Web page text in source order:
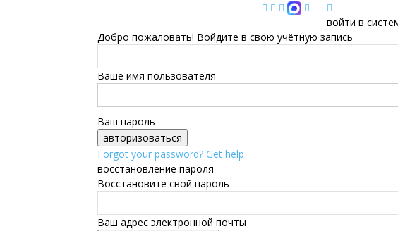
войти в
Добро пожаловать! Войдите в свою учётную запись
Ваше имя пользователя
Ваш пароль
Forgot your password? Get help
восстановление пароля
Восстановите свой пароль
Ваш адрес электронной почты